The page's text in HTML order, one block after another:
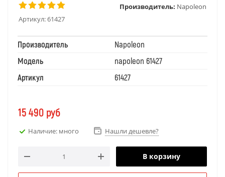
Артикул:61427
Производитель: Napoleon
Производитель
Napoleon
Модель
napoleon 61427
Артикул
61427
15 490 руб
Наличие: много Нашли дешевле?
В корзину